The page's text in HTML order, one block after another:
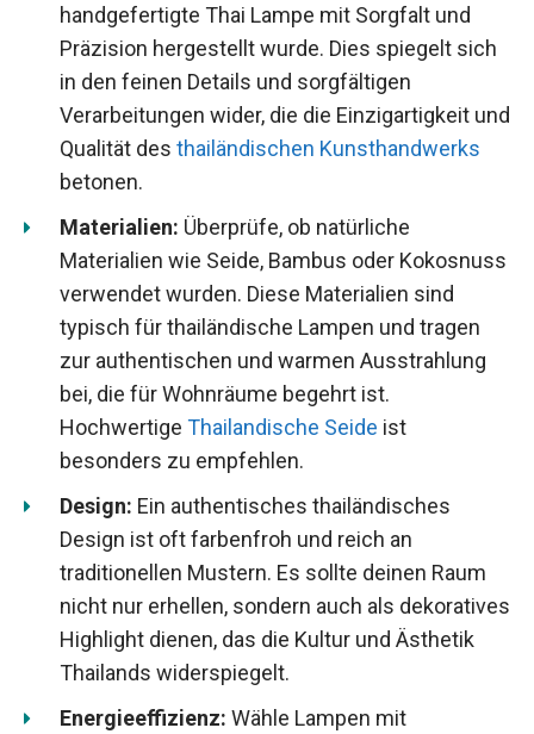
handgefertigte Thai Lampe mit Sorgfalt und
Präzision hergestellt wurde. Dies spiegelt sich
in den feinen Details und sorgfältigen
Verarbeitungen wider, die die Einzigartigkeit und
Qualität des thailändischen Kunsthandwerks
betonen.
Materialien: Überprüfe, ob natürliche
Materialien wie Seide, Bambus oder Kokosnuss
verwendet wurden. Diese Materialien sind
typisch für thailändische Lampen und tragen
zur authentischen und warmen Ausstrahlung
bei, die für Wohnräume begehrt ist.
Hochwertige Thailandische Seide ist
besonders zu empfehlen.
Design: Ein authentisches thailändisches
Design ist oft farbenfroh und reich an
traditionellen Mustern. Es sollte deinen Raum
nicht nur erhellen, sondern auch als dekoratives
Highlight dienen, das die Kultur und Ästhetik
Thailands widerspiegelt.
Energieeffizienz: Wähle Lampen mit